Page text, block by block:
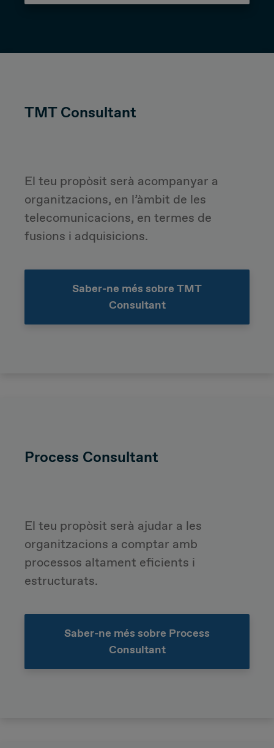
TMT Consultant
El teu propòsit serà acompanyar a
organitzacions, en l’àmbit de les
telecomunicacions, en termes de
fusions i adquisicions.
Saber-ne més sobre TMT
Consultant
Process Consultant
El teu propòsit serà ajudar a les
organitzacions a comptar amb
processos altament eficients i
estructurats.
Saber-ne més sobre Process
Consultant